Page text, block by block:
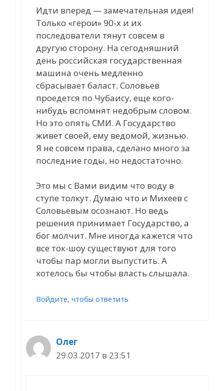
Идти вперед — замечательная идея!
Только «герои» 90-х и их
последователи тянут совсем в
другую сторону. На сегодняшний
день российская государственная
машина очень медленно
сбрасывает баласт. Соловьев
проедется по Чубаису, еще кого-
нибудь вспомнят недобрым словом.
Но это опять СМИ. А Государство
живет своей, ему ведомой, жизнью.
Я не совсем права, сделано много за
последние годы, но недостаточно.
Это мы с Вами видим что воду в
ступе толкут. Думаю что и Михеев с
Соловьевым осознают. Но ведь
решения принимает Государство, а
бог молчит. Мне иногда кажется что
все ток-шоу существуют для того
чтобы пар могли выпустить. А
хотелось бы чтобы власть слышала.
Войдите, чтобы ответить
Олег
29.03.2017 в 23:51